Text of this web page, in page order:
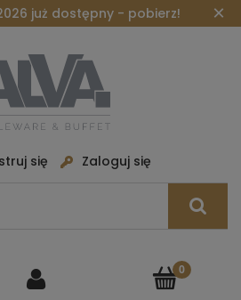
już dostępny - pobierz! ×
się Zaloguj się